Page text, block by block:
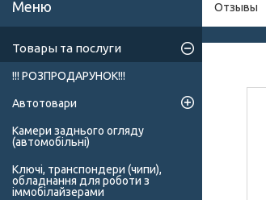
Отзывы
Товары та послуги
!!! РОЗПРОДАРУНОК!!!
Автотовари
Камери заднього огляду
(автомобільні)
Ключі, транспондери (чипи),
обладнання для роботи з
іммобілайзерами